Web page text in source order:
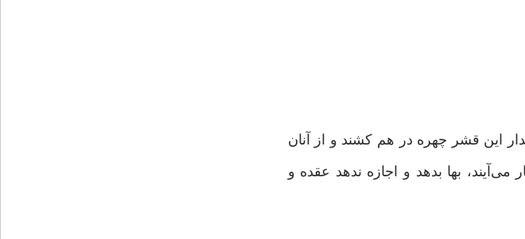
این قشر چهره در هم کشند و از آنان
بها بدهد و اجازه ندهد عقده و